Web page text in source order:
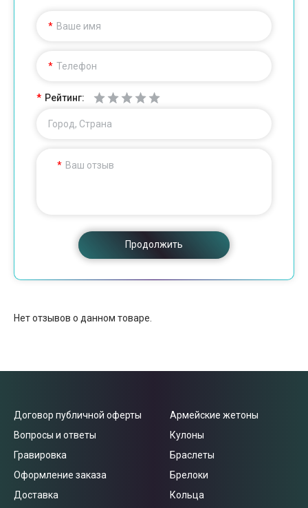
Ваше имя
Телефон
Рейтинг:
Город, Страна
Ваш отзыв
Продолжить
Нет отзывов о данном товаре.
Договор публичной оферты
Вопросы и ответы
Гравировка
Оформление заказа
Доставка
Армейские жетоны
Кулоны
Браслеты
Брелоки
Кольца